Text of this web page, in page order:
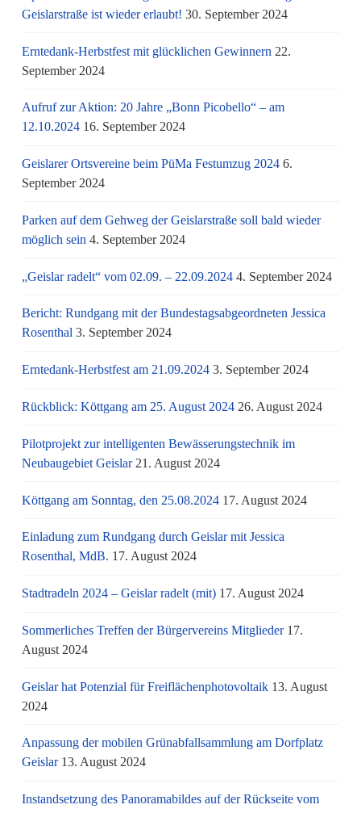
Geislarstraße ist wieder erlaubt! 30. September 2024
Erntedank-Herbstfest mit glücklichen Gewinnern 22.
September 2024
Aufruf zur Aktion: 20 Jahre „Bonn Picobello“ – am
12.10.2024 16. September 2024
Geislarer Ortsvereine beim PüMa Festumzug 2024 6.
September 2024
Parken auf dem Gehweg der Geislarstraße soll bald wieder
möglich sein 4. September 2024
„Geislar radelt“ vom 02.09. – 22.09.2024 4. September 2024
Bericht: Rundgang mit der Bundestagsabgeordneten Jessica
Rosenthal 3. September 2024
Erntedank-Herbstfest am 21.09.2024 3. September 2024
Rückblick: Köttgang am 25. August 2024 26. August 2024
Pilotprojekt zur intelligenten Bewässerungstechnik im
Neubaugebiet Geislar 21. August 2024
Köttgang am Sonntag, den 25.08.2024 17. August 2024
Einladung zum Rundgang durch Geislar mit Jessica
Rosenthal, MdB. 17. August 2024
Stadtradeln 2024 – Geislar radelt (mit) 17. August 2024
Sommerliches Treffen der Bürgervereins Mitglieder 17.
August 2024
Geislar hat Potenzial für Freiflächenphotovoltaik 13. August
2024
Anpassung der mobilen Grünabfallsammlung am Dorfplatz
Geislar 13. August 2024
Instandsetzung des Panoramabildes auf der Rückseite vom